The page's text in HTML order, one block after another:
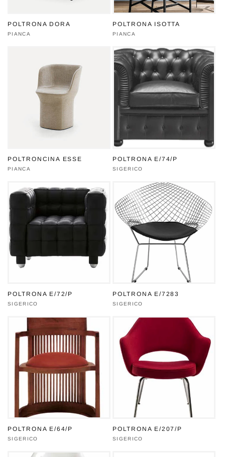
POLTRONA DORA
Produttore:
PIANCA
POLTRONA ISOTTA
Produttore:
PIANCA
POLTRONCINA ESSE
Produttore:
PIANCA
POLTRONA E/74/P
Produttore:
SIGERICO
POLTRONA E/72/P
Produttore:
SIGERICO
POLTRONA E/7283
Produttore:
SIGERICO
POLTRONA E/64/P
Produttore:
SIGERICO
POLTRONA E/207/P
Produttore:
SIGERICO